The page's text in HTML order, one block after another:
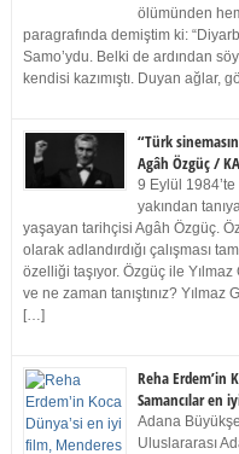
ölümünden
paragrafında demiştim ki:
Samo’ydu. Belki de ardından
kendisi kazımıştı. Duyan ağlar,
“Türk
Agâh Özgüç /
9 Eylül 1984’te
yakından
yaşayan tarihçisi Agâh Özgüç.
olarak adlandırdığı çalışması
özelliği taşıyor. Özgüç ile Yılmaz
ve ne zaman tanıştınız?
[…]
Reha Erdem’in
Samancılar en
Adana
Uluslararası